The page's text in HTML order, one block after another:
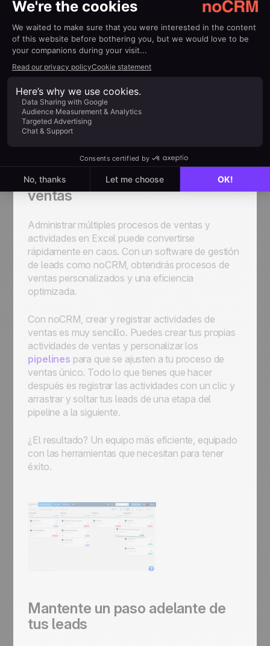
video tutorial para obtener una guía paso a paso.
Personaliza tu proceso de
ventas
Administrar múltiples procesos de ventas y
actividades en Excel puede convertirse
rápidamente en caos. Con un software de gestión
de leads como noCRM, obtendrás procesos de
ventas personalizados y una eficiencia
optimizada.
Con noCRM, crear y registrar actividades de
ventas es muy sencillo. Puedes crear tus propias
actividades de ventas y personalizar los
pipelines para que se ajusten a tu proceso de
ventas único. Todo lo que tienes que hacer
después es registrar las actividades con un clic y
arrastrar y soltar tus leads de una etapa del
pipeline a la siguiente.
¿El resultado? Un equipo más eficiente, equipado
con las herramientas que necesitan para tener
éxito.
Mantente un paso adelante de
tus leads